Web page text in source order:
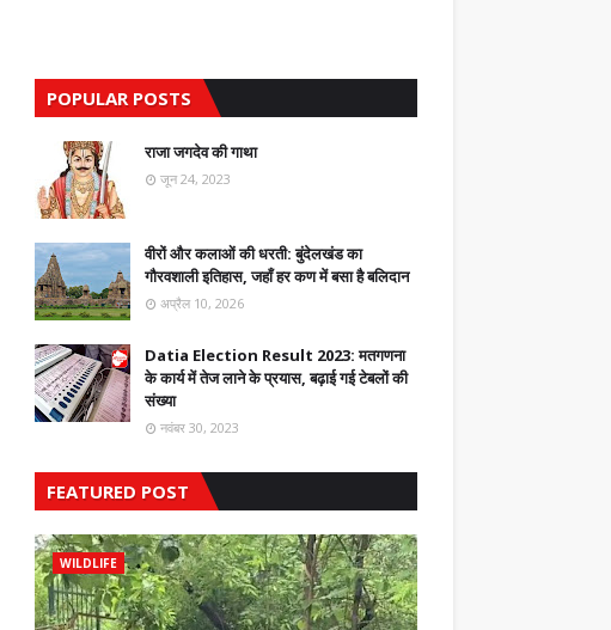
POPULAR POSTS
राजा जगदेव की गाथा
जून 24, 2023
वीरों और कलाओं की धरती: बुंदेलखंड का
गौरवशाली इतिहास, जहाँ हर कण में बसा है बलिदान
अप्रैल 10, 2026
Datia Election Result 2023: मतगणना
के कार्य में तेज लाने के प्रयास, बढ़ाई गई टेबलों की
संख्या
नवंबर 30, 2023
FEATURED POST
WILDLIFE